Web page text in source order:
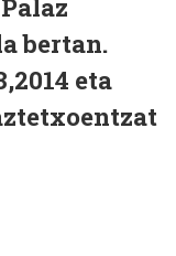
bertan.
eta